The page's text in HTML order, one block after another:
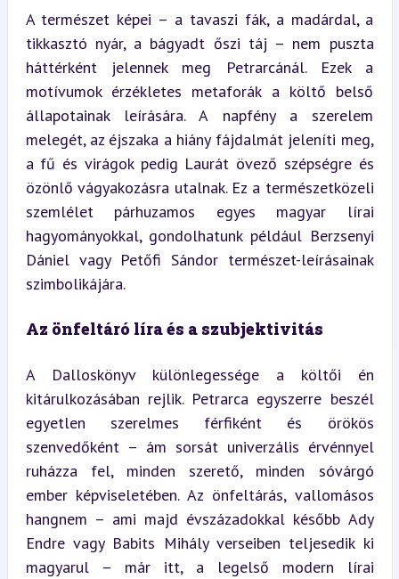
A természet képei – a tavaszi fák, a madárdal, a
tikkasztó nyár, a bágyadt őszi táj – nem puszta
háttérként jelennek meg Petrarcánál. Ezek a
motívumok érzékletes metaforák a költő belső
állapotainak leírására. A napfény a szerelem
melegét, az éjszaka a hiány fájdalmát jeleníti meg,
a fű és virágok pedig Laurát övező szépségre és
özönlő vágyakozásra utalnak. Ez a természetközeli
szemlélet párhuzamos egyes magyar lírai
hagyományokkal, gondolhatunk például Berzsenyi
Dániel vagy Petőfi Sándor természet-leírásainak
szimbolikájára.
Az önfeltáró líra és a szubjektivitás
A Dalloskönyv különlegessége a költői én
kitárulkozásában rejlik. Petrarca egyszerre beszél
egyetlen szerelmes férfiként és örökös
szenvedőként – ám sorsát univerzális érvénnyel
ruházza fel, minden szerető, minden sóvárgó
ember képviseletében. Az önfeltárás, vallomásos
hangnem – ami majd évszázadokkal később Ady
Endre vagy Babits Mihály verseiben teljesedik ki
magyarul – már itt, a legelső modern lírai